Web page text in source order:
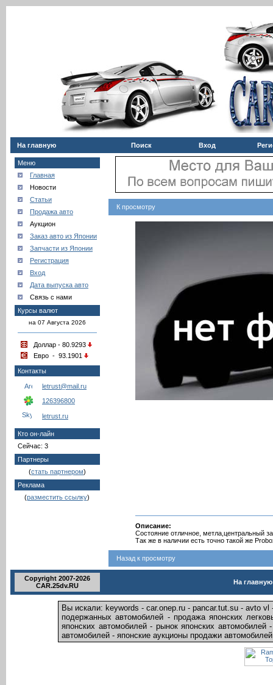
На главную Поиск Вход
Меню
Главная
Новости
Статьи
Продажа авто
Аукцион
Заказ авто из Японии
Запчасти из Японии
Регистрация
Вход
Дата выпуска авто
Связь с нами
Курсы валют
на 07 Августа 2026
Доллар - 80.9293
Евро - 93.1901
Контакты
letrust@mail.ru
126396800
letrust.ru
Кто он-лайн
Сейчас: 3
Партнеры
(стать партнером)
Реклама
(разместить ссылку)
К просмотру
Описание:
Состояние отличное, метла,центральный
Так же в наличии есть точно такой же
Назад к просмотру
Copyright 2007-2026
CAR.25dv.RU
На главную
Вы искали: keywords - car.onep.ru - pancar.tut.su - avto
подержанных автомобилей - продажа японских
японских автомобилей - рынок японских
автомобилей - японские аукционы продажи